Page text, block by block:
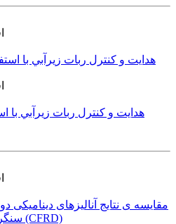
هدايت و كنترل ربات زيرآبي با